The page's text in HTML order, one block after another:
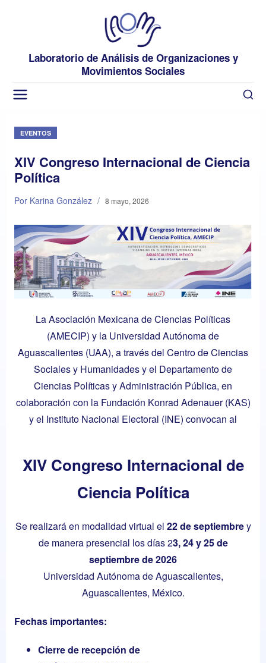
Laboratorio de Análisis de Organizaciones y
Movimientos Sociales
EVENTOS
XIV Congreso Internacional de Ciencia
Política
Por Karina González / 8 mayo, 2026
La Asociación Mexicana de Ciencias Políticas
(AMECIP) y la Universidad Autónoma de
Aguascalientes (UAA), a través del Centro de Ciencias
Sociales y Humanidades y el Departamento de
Ciencias Políticas y Administración Pública, en
colaboración con la Fundación Konrad Adenauer (KAS)
y el Instituto Nacional Electoral (INE) convocan al
XIV Congreso Internacional de
Ciencia Política
Se realizará en modalidad virtual el 22 de septiembrey
de manera presencial los días 23, 24 y 25 de
septiembre de 2026
Universidad Autónoma de Aguascalientes,
Aguascalientes, México.
Fechas importantes:
Cierre de recepción de